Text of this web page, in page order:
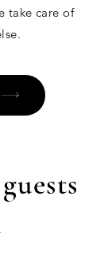
take care of